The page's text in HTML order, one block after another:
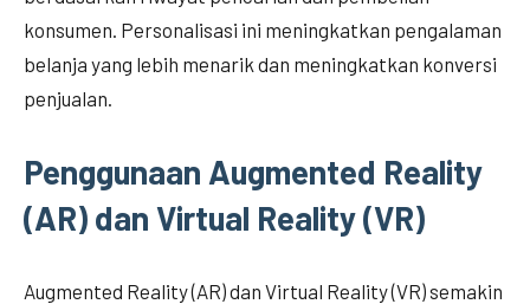
konsumen. Personalisasi ini meningkatkan pengalaman
belanja yang lebih menarik dan meningkatkan konversi
penjualan.
Penggunaan Augmented Reality
(AR) dan Virtual Reality (VR)
Augmented Reality (AR) dan Virtual Reality (VR) semakin